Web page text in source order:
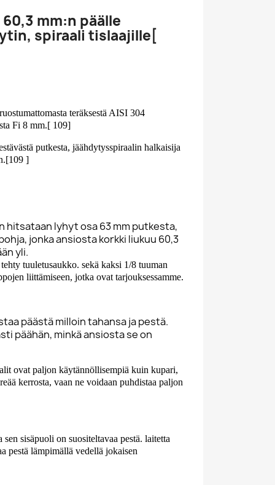
mm:n päälle
spiraali tislaajille [
teräksestä AISI 304
Fi 8 mm.[ 109]
putkesta, jäähdytysspiraalin halkaisija
]
hitsataan lyhyt osa 63 mm putkesta,
jonka ansiosta korkki liukuu 60,3
yli.
tuuletusaukko. sekä kaksi 1/8 tuuman
liittämiseen, jotka ovat tarjouksessamme.
päästä milloin tahansa ja pestä.
päähän, minkä ansiosta se on
ovat paljon käytännöllisempiä kuin kupari,
kerrosta, vaan ne voidaan puhdistaa paljon
sisäpuoli on suositeltavaa pestä. laitetta
pestä lämpimällä vedellä jokaisen